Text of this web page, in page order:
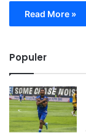
Read More »
Populer